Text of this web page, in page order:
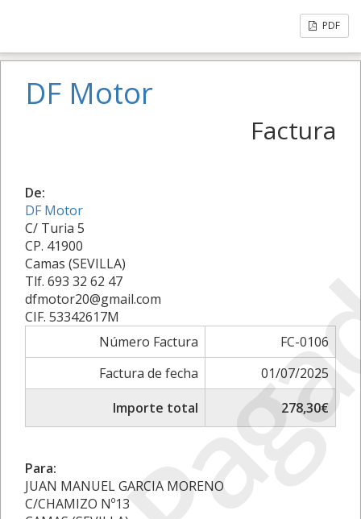
PDF
DF Motor
Factura
De:
DF Motor
C/ Turia 5
CP. 41900
Camas (SEVILLA)
Tlf. 693 32 62 47
dfmotor20@gmail.com
CIF. 53342617M
Número Factura
FC-0106
Factura de fecha
01/07/2025
Importe total
278,30€
Para:
JUAN MANUEL GARCIA MORENO
C/CHAMIZO Nº13